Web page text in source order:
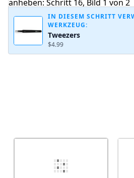
IN DIESEM SCHRITT
WERKZEUG:
Tweezers
$4.99